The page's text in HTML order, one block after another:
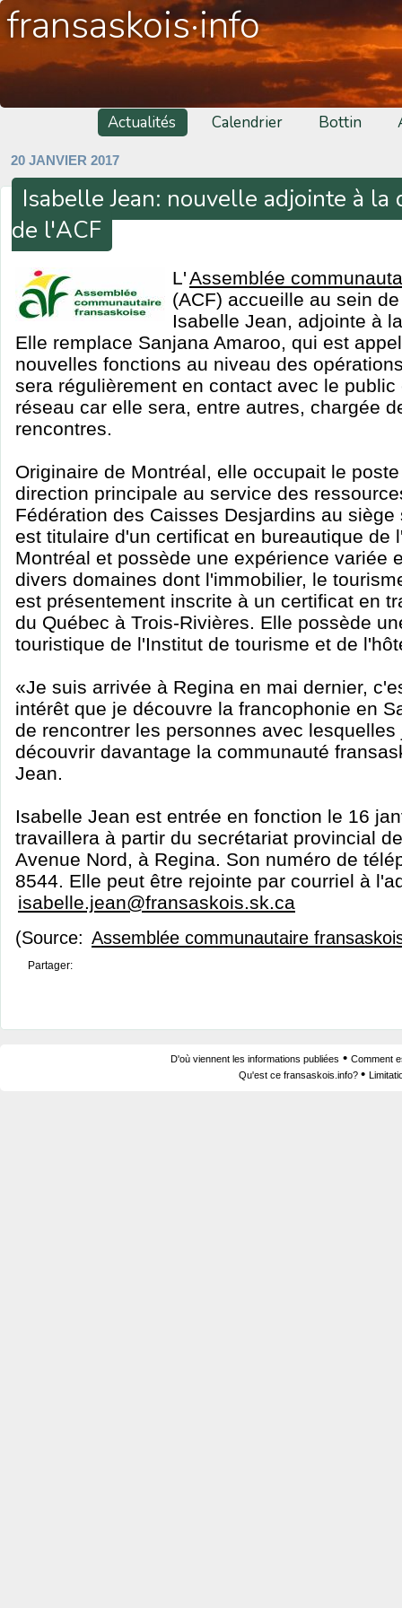
fransaskois·info
Actualités Calendrier Bottin
20 JANVIER 2017
Isabelle Jean: nouvelle adjointe à
de l'ACF
L'Assemblée
(ACF) accueille au sein
Isabelle Jean, adjointe à
Elle remplace Sanjana Amaroo, qui est
nouvelles fonctions au niveau des
sera régulièrement en contact avec le
réseau car elle sera, entre autres, chargée
rencontres.
Originaire de Montréal, elle occupait le
direction principale au service des
Fédération des Caisses Desjardins au
est titulaire d'un certificat en bureautique de
Montréal et possède une expérience variée
divers domaines dont l'immobilier, le
est présentement inscrite à un certificat en
du Québec à Trois-Rivières. Elle possède
touristique de l'Institut de tourisme et de
«Je suis arrivée à Regina en mai dernier,
intérêt que je découvre la francophonie en
de rencontrer les personnes avec
découvrir davantage la communauté
Jean.
Isabelle Jean est entrée en fonction le 16
travaillera à partir du secrétariat provincial
Avenue Nord, à Regina. Son numéro de
8544. Elle peut être rejointe par courriel à
isabelle.jean@fransaskois.sk.ca
(Source: Assemblée communautaire
Partager:
D'où viennent les informations publiées • Comment
Qu'est ce fransaskois.info? •